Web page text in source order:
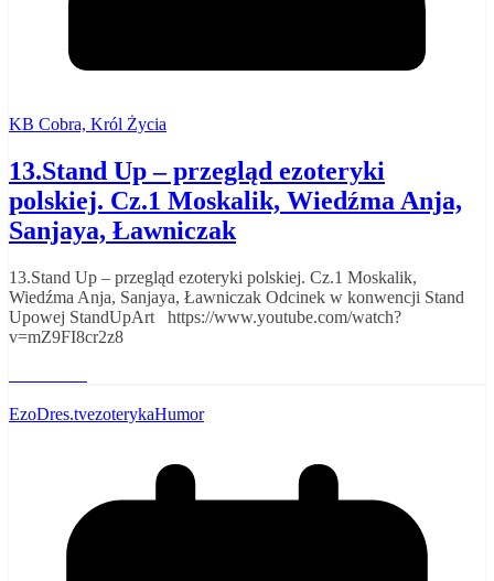
KB Cobra, Król Życia
13.Stand Up – przegląd ezoteryki
polskiej. Cz.1 Moskalik, Wiedźma Anja,
Sanjaya, Ławniczak
13.Stand Up – przegląd ezoteryki polskiej. Cz.1 Moskalik,
Wiedźma Anja, Sanjaya, Ławniczak Odcinek w konwencji Stand
Upowej StandUpArt https://www.youtube.com/watch?
v=mZ9FI8cr2z8
EzoDres.tvezoterykaHumor